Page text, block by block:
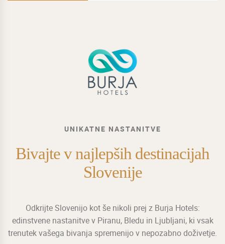
UNIKATNE NASTANITVE
Bivajte v najlepših destinacijah
Slovenije
Odkrijte Slovenijo kot še nikoli prej z Burja Hotels:
edinstvene nastanitve v Piranu, Bledu in Ljubljani, ki vsak
trenutek vašega bivanja spremenijo v nepozabno doživetje.